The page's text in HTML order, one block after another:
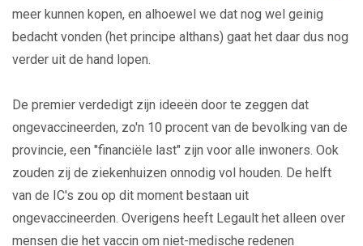
meer kunnen kopen, en alhoewel we dat nog wel geinig
bedacht vonden (het principe althans) gaat het daar dus nog
verder uit de hand lopen.
De premier verdedigt zijn ideeën door te zeggen dat
ongevaccineerden, zo'n 10 procent van de bevolking van de
provincie, een "financiële last" zijn voor alle inwoners. Ook
zouden zij de ziekenhuizen onnodig vol houden. De helft
van de IC's zou op dit moment bestaan uit
ongevaccineerden. Overigens heeft Legault het alleen over
mensen die het vaccin om niet-medische redenen